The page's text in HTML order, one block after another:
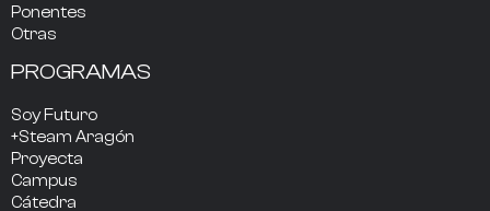
Ponentes
Otras
PROGRAMAS
Soy Futuro
+Steam Aragón
Proyecta
Campus
Cátedra